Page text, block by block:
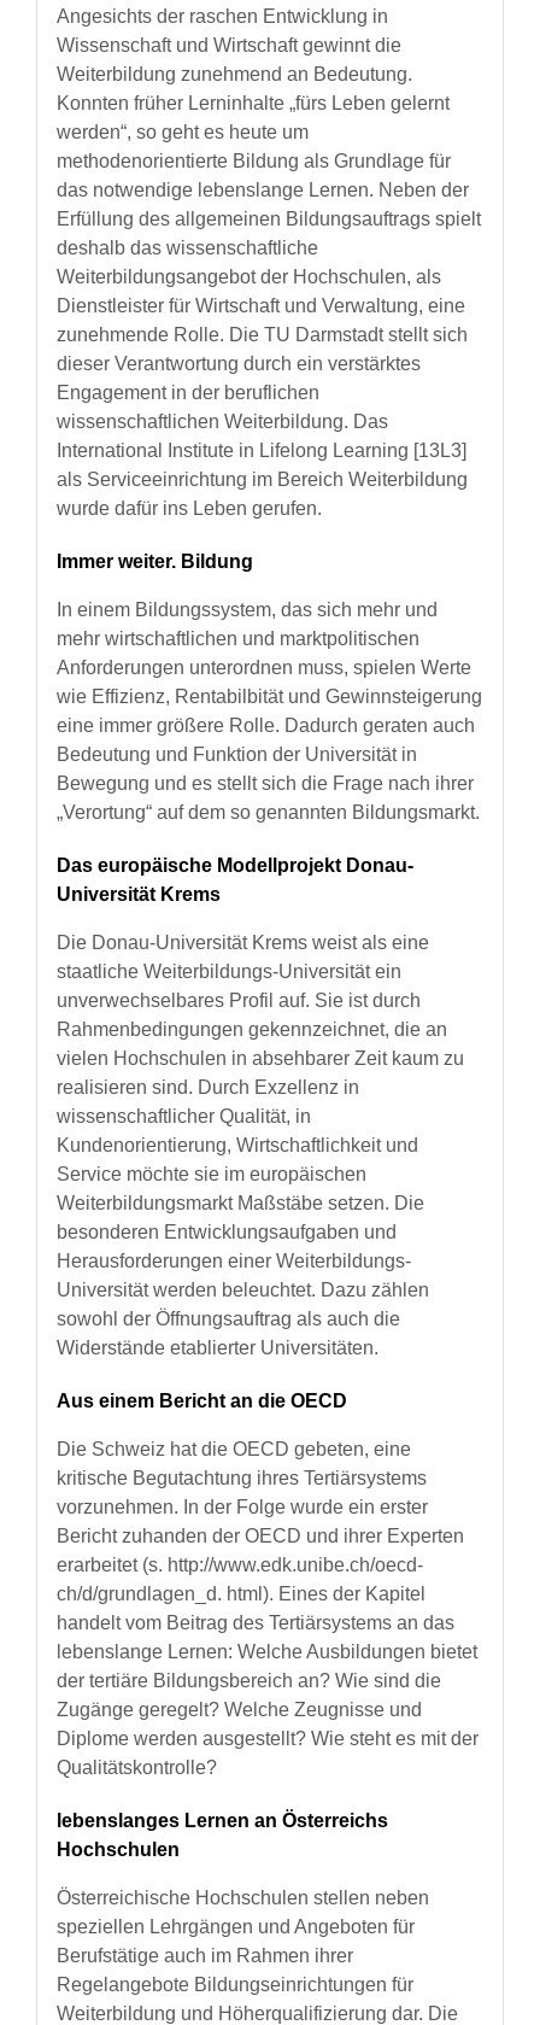
Angesichts der raschen Entwicklung in
Wissenschaft und Wirtschaft gewinnt die
Weiterbildung zunehmend an Bedeutung.
Konnten früher Lerninhalte „fürs Leben gelernt
werden“, so geht es heute um
methodenorientierte Bildung als Grundlage für
das notwendige lebenslange Lernen. Neben der
Erfüllung des allgemeinen Bildungsauftrags spielt
deshalb das wissenschaftliche
Weiterbildungsangebot der Hochschulen, als
Dienstleister für Wirtschaft und Verwaltung, eine
zunehmende Rolle. Die TU Darmstadt stellt sich
dieser Verantwortung durch ein verstärktes
Engagement in der beruflichen
wissenschaftlichen Weiterbildung. Das
International Institute in Lifelong Learning [13L3]
als Serviceeinrichtung im Bereich Weiterbildung
wurde dafür ins Leben gerufen.
Immer weiter. Bildung
In einem Bildungssystem, das sich mehr und
mehr wirtschaftlichen und marktpolitischen
Anforderungen unterordnen muss, spielen Werte
wie Effizienz, Rentabilbität und Gewinnsteigerung
eine immer größere Rolle. Dadurch geraten auch
Bedeutung und Funktion der Universität in
Bewegung und es stellt sich die Frage nach ihrer
„Verortung“ auf dem so genannten Bildungsmarkt.
Das europäische Modellprojekt Donau-
Universität Krems
Die Donau-Universität Krems weist als eine
staatliche Weiterbildungs-Universität ein
unverwechselbares Profil auf. Sie ist durch
Rahmenbedingungen gekennzeichnet, die an
vielen Hochschulen in absehbarer Zeit kaum zu
realisieren sind. Durch Exzellenz in
wissenschaftlicher Qualität, in
Kundenorientierung, Wirtschaftlichkeit und
Service möchte sie im europäischen
Weiterbildungsmarkt Maßstäbe setzen. Die
besonderen Entwicklungsaufgaben und
Herausforderungen einer Weiterbildungs-
Universität werden beleuchtet. Dazu zählen
sowohl der Öffnungsauftrag als auch die
Widerstände etablierter Universitäten.
Aus einem Bericht an die OECD
Die Schweiz hat die OECD gebeten, eine
kritische Begutachtung ihres Tertiärsystems
vorzunehmen. In der Folge wurde ein erster
Bericht zuhanden der OECD und ihrer Experten
erarbeitet (s. http://www.edk.unibe.ch/oecd-
ch/d/grundlagen_d. html). Eines der Kapitel
handelt vom Beitrag des Tertiärsystems an das
lebenslange Lernen: Welche Ausbildungen bietet
der tertiäre Bildungsbereich an? Wie sind die
Zugänge geregelt? Welche Zeugnisse und
Diplome werden ausgestellt? Wie steht es mit der
Qualitätskontrolle?
lebenslanges Lernen an Österreichs
Hochschulen
Österreichische Hochschulen stellen neben
speziellen Lehrgängen und Angeboten für
Berufstätige auch im Rahmen ihrer
Regelangebote Bildungseinrichtungen für
Weiterbildung und Höherqualifizierung dar. Die